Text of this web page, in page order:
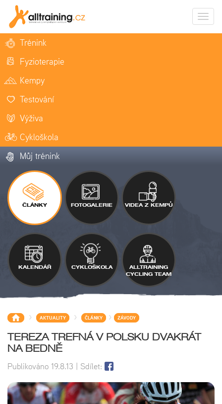
Trénink
Fyzioterapie
Kempy
Testování
Výživa
Cykloškola
Můj trénink
ČLÁNKY FOTOGALERIE VIDEA Z KEMPŮ
KALENDÁŘ CYKLOŠKOLA
ALLTRAINING
CYCLING TEAM
> AKTUALITY > ČLÁNKY > ZÁVODY
TEREZA TREFNÁ V POLSKU DVAKRÁT
NA BEDNĚ
Publikováno 19.8.13 | Sdílet: